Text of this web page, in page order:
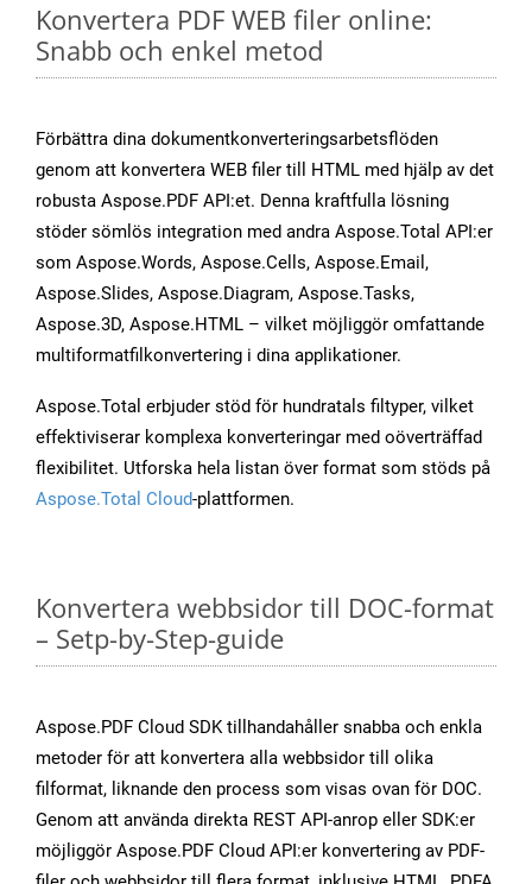
Konvertera PDF WEB filer online:
Snabb och enkel metod
Förbättra dina dokumentkonverteringsarbetsflöden
genom att konvertera WEB filer till HTML med hjälp av det
robusta Aspose.PDF API:et. Denna kraftfulla lösning
stöder sömlös integration med andra Aspose.Total API:er
som Aspose.Words, Aspose.Cells, Aspose.Email,
Aspose.Slides, Aspose.Diagram, Aspose.Tasks,
Aspose.3D, Aspose.HTML – vilket möjliggör omfattande
multiformatfilkonvertering i dina applikationer.
Aspose.Total erbjuder stöd för hundratals filtyper, vilket
effektiviserar komplexa konverteringar med oöverträffad
flexibilitet. Utforska hela listan över format som stöds på
Aspose.Total Cloud-plattformen.
Konvertera webbsidor till DOC-format
– Setp-by-Step-guide
Aspose.PDF Cloud SDK tillhandahåller snabba och enkla
metoder för att konvertera alla webbsidor till olika
filformat, liknande den process som visas ovan för DOC.
Genom att använda direkta REST API-anrop eller SDK:er
möjliggör Aspose.PDF Cloud API:er konvertering av PDF-